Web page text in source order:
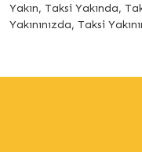
Yakın, Taksi Yakında,
Yakınınızda, Taksi